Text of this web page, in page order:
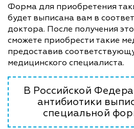
Форма для приобретения
будет выписана вам в
доктора. После получения
сможете приобрести такие
предоставив
медицинского специалиста.
В Российской
антибиотики
специальной